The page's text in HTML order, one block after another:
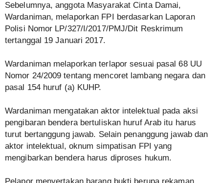
Sebelumnya, anggota Masyarakat Cinta Damai,
Wardaniman, melaporkan FPI berdasarkan Laporan
Polisi Nomor LP/327/I/2017/PMJ/Dit Reskrimum
tertanggal 19 Januari 2017.
Wardaniman melaporkan terlapor sesuai pasal 68 UU
Nomor 24/2009 tentang mencoret lambang negara dan
pasal 154 huruf (a) KUHP.
Wardaniman mengatakan aktor intelektual pada aksi
pengibaran bendera bertuliskan huruf Arab itu harus
turut bertanggung jawab. Selain penanggung jawab dan
aktor intelektual, oknum simpatisan FPI yang
mengibarkan bendera harus diproses hukum.